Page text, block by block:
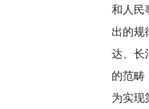
和人民
出的规
达、长
的范畴
为实现